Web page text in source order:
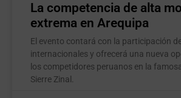
La competencia de alta
extrema en Arequipa
El evento contará con la participación
internacionales y ofrecerá una nueva
los competidores peruanos en la
Sierre Zinal.